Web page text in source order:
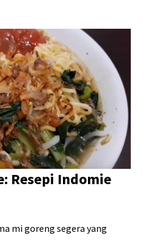
Resepi Indomie
mi goreng segera yang